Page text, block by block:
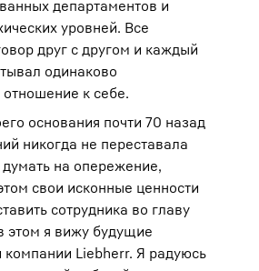
департаментов и
уровней. Все
друг с другом и каждый
одинаково
к себе.
основания почти 70 назад
никогда не переставала
думать на опережение,
свои исконные ценности
сотрудника во главу
этом я вижу будущие
компании Liebherr. Я радуюсь